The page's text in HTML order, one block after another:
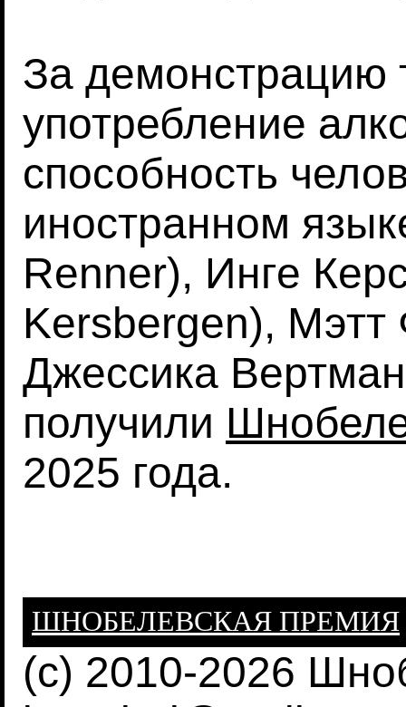
За демонстрацию
употребление
способность
иностранном
Renner), Инге
Kersbergen),
Джессика
получили
2025 года.
ШНОБЕЛЕВСКАЯ ПРЕМИЯ
(c) 2010-2026